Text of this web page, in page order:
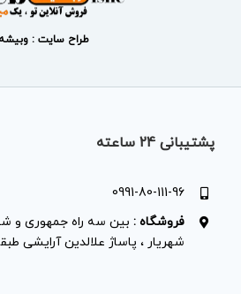
طراح سایت : وبیشه
پشتیبانی 24 ساعته
0991-80-111-96
فروشگاه :بین سه راه جمهوری و
شهریار ، پاساژ علالدین آرایشی